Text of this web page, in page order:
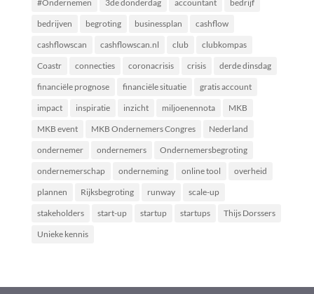
#Ondernemen 3de donderdag accountant
bedrijf
bedrijven
begroting businessplan
cashflow
cashflowscan
cashflowscan.nl club
clubkompas
Coastr
connecties coronacrisis crisis
derde dinsdag
financiële prognose
financiële situatie
gratis account
impact
inspiratie inzicht miljoenennota
MKB
MKB event
MKB Ondernemers Congres
Nederland
ondernemer
ondernemers
Ondernemersbegroting
ondernemerschap
onderneming online tool
overheid
plannen
Rijksbegroting runway
scale-up
stakeholders
start-up startup startups
Thijs Dorssers
Unieke kennis